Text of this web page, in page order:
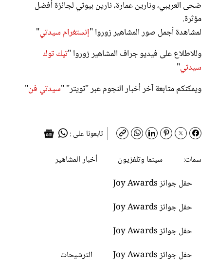
ضحى العريبي، ونارين عمارة، نارين بيوتي لجائزة أفضل
مؤثرة.
لمشاهدة أجمل صور المشاهير زوروا "إنستغرام سيدتي"
وللاطلاع على فيديو جراف المشاهير زوروا "تيك توك
سيدتي"
ويمكنكم متابعة آخر أخبار النجوم عبر "تويتر" "سيدتي فن"
تابعونا على :
سمات:
سينما وتلفزيون
أخبار المشاهير
حفل جوائز Joy Awards
حفل جوائز Joy Awards
حفل جوائز Joy Awards
حفل جوائز Joy Awards
الترشيحات